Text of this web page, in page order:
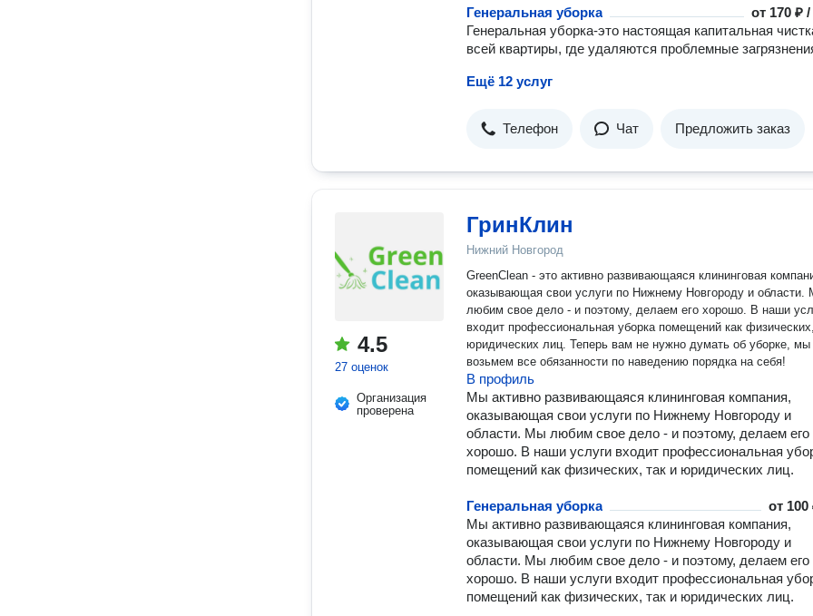
Генеральная уборка от 170 ₽
Генеральная уборка-это настоящая капитальная
всей квартиры, где удаляются проблемные
Ещё 12 услуг
Телефон Чат Предложить заказ
4.5
27 оценок
Организация
проверена
ГринКлин
Нижний Новгород
GreenClean - это активно развивающаяся клининговая
оказывающая свои услуги по Нижнему Новгороду и области.
любим свое дело - и поэтому, делаем его хорошо. В наши
входит профессиональная уборка помещений как
юридических лиц. Теперь вам не нужно думать об уборке, мы
возьмем все обязанности по наведению порядка на себя!
В профиль
Мы активно развивающаяся клининговая компания,
оказывающая свои услуги по Нижнему Новгороду и
области. Мы любим свое дело - и поэтому, делаем его
хорошо. В наши услуги входит профессиональная
помещений как физических, так и юридических лиц.
Генеральная уборка от 100
Мы активно развивающаяся клининговая компания,
оказывающая свои услуги по Нижнему Новгороду и
области. Мы любим свое дело - и поэтому, делаем его
хорошо. В наши услуги входит профессиональная
помещений как физических, так и юридических лиц.